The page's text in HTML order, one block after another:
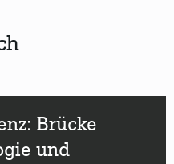
Brücke
und